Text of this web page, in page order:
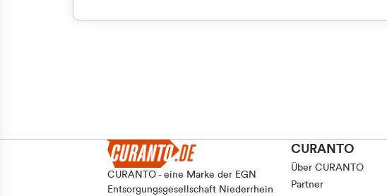
CURANTO - eine Marke der EGN
Entsorgungsgesellschaft Niederrhein
CURANTO
Über CURANTO
Partner